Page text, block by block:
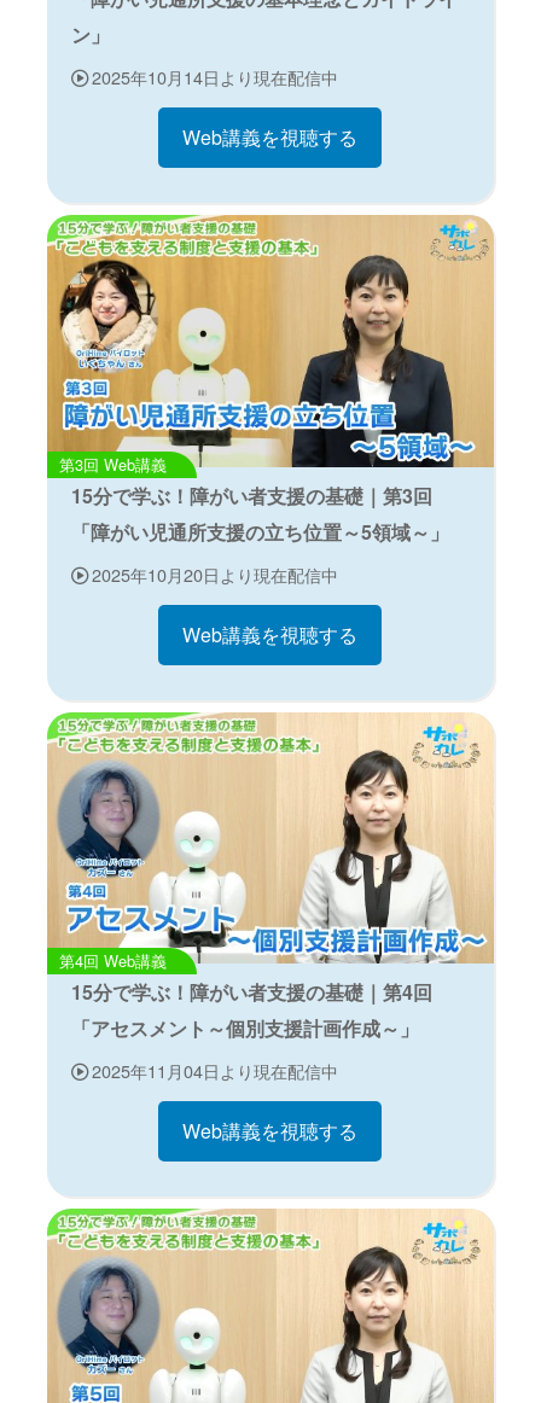
ン」
2025年10月14日より現在配信中
Web講義を視聴する
Web講義
15分で学ぶ！障がい者支援の基礎｜第3回
「障がい児通所支援の立ち位置～5領域～」
2025年10月20日より現在配信中
Web講義を視聴する
Web講義
15分で学ぶ！障がい者支援の基礎｜第4回
「アセスメント～個別支援計画作成～」
2025年11月04日より現在配信中
Web講義を視聴する